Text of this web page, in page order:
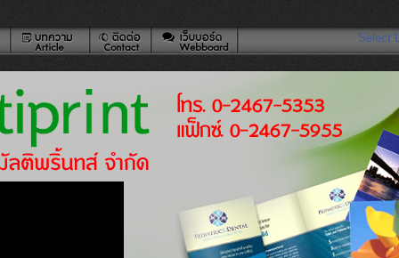
Select